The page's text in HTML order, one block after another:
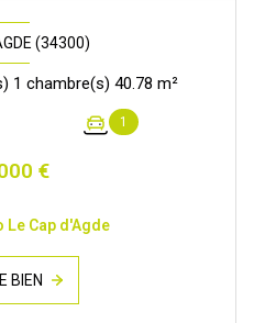
(34300)
Appartement 2 pièce(s) 1 chambre(s) 40.78 m²
1
€
Le Cap d'Agde
BIEN